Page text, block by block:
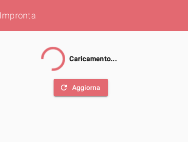
Impronta
Caricamento...
refresh Aggiorna